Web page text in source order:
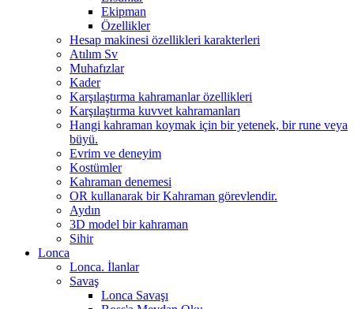
Ekipman
Özellikler
Hesap makinesi özellikleri karakterleri
Atılım Sv
Muhafızlar
Kader
Karşılaştırma kahramanlar özellikleri
Karşılaştırma kuvvet kahramanları
Hangi kahraman koymak için bir yetenek, bir rune veya
büyü.
Evrim ve deneyim
Kostümler
Kahraman denemesi
OR kullanarak bir Kahraman görevlendir.
Aydın
3D model bir kahraman
Sihir
Lonca
Lonca. İlanlar
Savaş
Lonca Savaşı